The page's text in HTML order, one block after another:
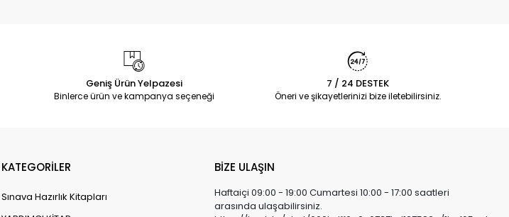
Geniş Ürün Yelpazesi
Binlerce ürün ve kampanya seçeneği
7 / 24 DESTEK
Öneri ve şikayetlerinizi bize iletebilirsiniz.
KATEGORİLER
Sınava Hazırlık Kitapları
BİZE ULAŞIN
Haftaiçi 09:00 - 19:00 Cumartesi 10:00 - 17:00 saatleri
arasında ulaşabilirsiniz.